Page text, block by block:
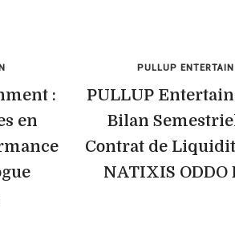
:
en
PULLUP ENTERTAIN
PULLUP
Bilan
Contrat de
NATIXIS ODDO